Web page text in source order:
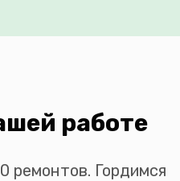
работе
ремонтов. Гордимся